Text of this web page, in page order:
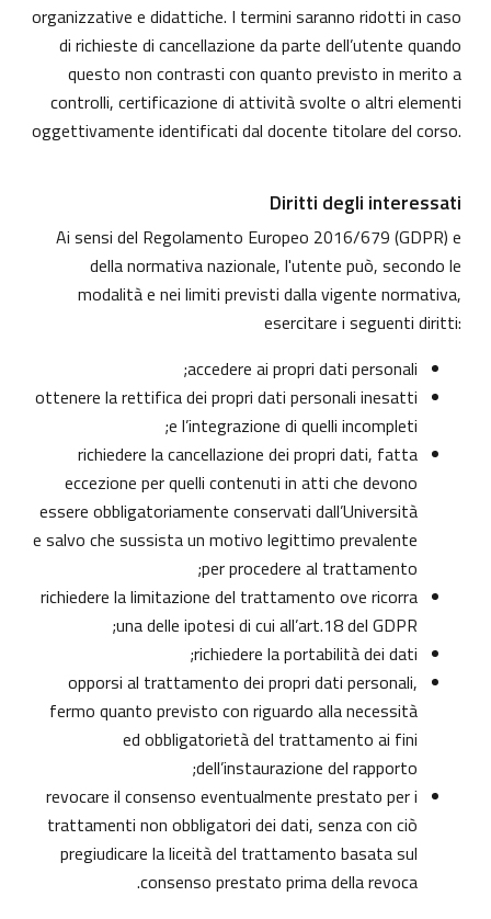
organizzative e didattiche. I termini saranno ridotti in caso
di richieste di cancellazione da parte dell’utente quando
questo non contrasti con quanto previsto in merito a
controlli, certificazione di attività svolte o altri elementi
oggettivamente identificati dal docente titolare del corso.
Diritti degli interessati
Ai sensi del Regolamento Europeo 2016/679 (GDPR) e
della normativa nazionale, l'utente può, secondo le
modalità e nei limiti previsti dalla vigente normativa,
esercitare i seguenti diritti:
accedere ai propri dati personali;
ottenere la rettifica dei propri dati personali inesatti
e l’integrazione di quelli incompleti;
richiedere la cancellazione dei propri dati, fatta
eccezione per quelli contenuti in atti che devono
essere obbligatoriamente conservati dall’Università
e salvo che sussista un motivo legittimo prevalente
per procedere al trattamento;
richiedere la limitazione del trattamento ove ricorra
una delle ipotesi di cui all’art.18 del GDPR;
richiedere la portabilità dei dati;
opporsi al trattamento dei propri dati personali,
fermo quanto previsto con riguardo alla necessità
ed obbligatorietà del trattamento ai fini
dell’instaurazione del rapporto;
revocare il consenso eventualmente prestato per i
trattamenti non obbligatori dei dati, senza con ciò
pregiudicare la liceità del trattamento basata sul
consenso prestato prima della revoca.